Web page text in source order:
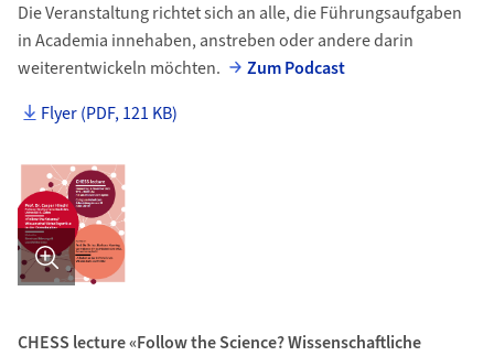
Die Veranstaltung richtet sich an alle, die Führungsaufgaben
in Academia innehaben, anstreben oder andere darin
weiterentwickeln möchten.
Zum Podcast
Flyer (PDF, 121 KB)
Bild in Detailansicht �ffnen
CHESS lecture «Follow the Science? Wissenschaftliche